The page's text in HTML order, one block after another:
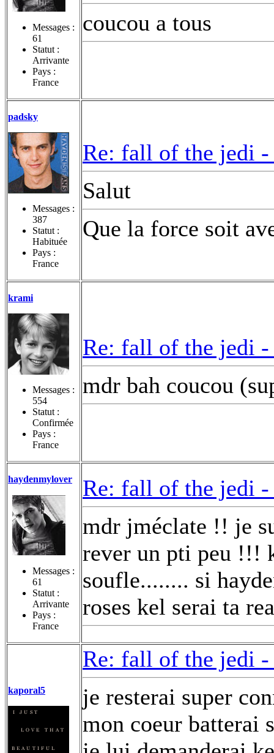
Messages :
61
Statut :
Arrivante
Pays :
France
coucou a tous
padsky
Messages :
387
Statut :
Habituée
Pays :
France
Re: fall of the jedi
Salut
Que la force soit
krami
Messages :
554
Statut :
Confirmée
Pays :
France
Re: fall of the jedi
mdr bah coucou
haydenmylover
Messages :
61
Statut :
Arrivante
Pays :
France
Re: fall of the jedi
mdr jméclate !! je
rever un pti peu !!!
soufle........ si
roses kel serai ta
kaporal5
Re: fall of the jedi
je resterai super
mon coeur batterai